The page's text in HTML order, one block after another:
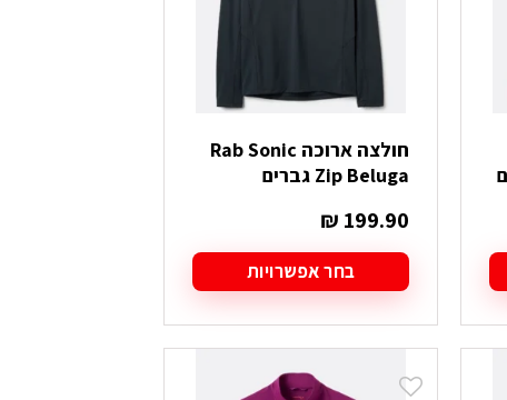
האפשרויות
בעמוד
המוצר
חולצה ארוכה Rab Sonic
Zip Beluga גברים
₪ 199.90
בחר אפשרויות
למוצר
זה
יש
מספר